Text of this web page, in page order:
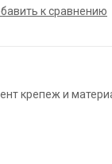
к сравнению
крепеж и